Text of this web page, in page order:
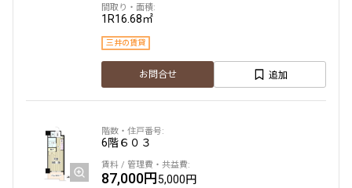
1分以内
3分以内
5分以内
1R16.68㎡
三井の賃貸
お問合せ 追加
6階６０３
87,000円5,000円